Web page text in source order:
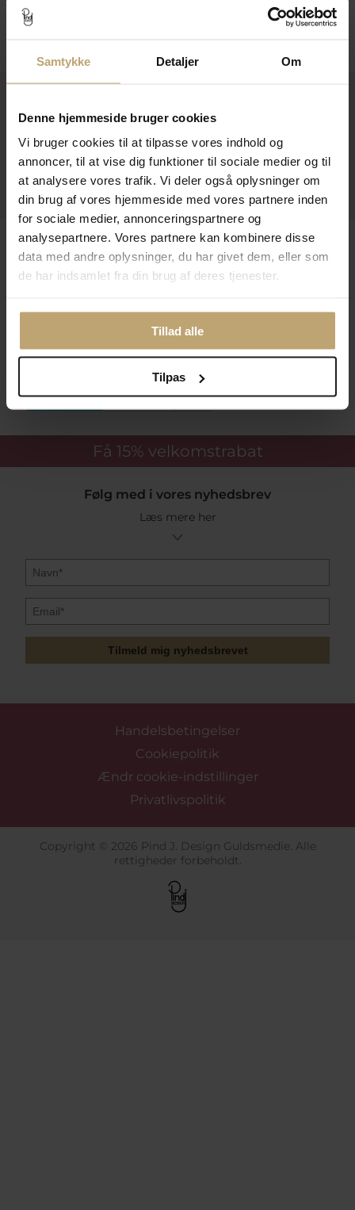
Samtykke Detaljer Om
Denne hjemmeside bruger cookies
Vi bruger cookies til at tilpasse vores indhold og
annoncer, til at vise dig funktioner til sociale medier og til
at analysere vores trafik. Vi deler også oplysninger om
din brug af vores hjemmeside med vores partnere inden
for sociale medier, annonceringspartnere og
analysepartnere. Vores partnere kan kombinere disse
data med andre oplysninger, du har givet dem, eller som
de har indsamlet fra din brug af deres tjenester.
Tillad alle
Tilpas
Information
Praktiske Sider
Leveringsmuligheder
Sikker Og Tryg E-Handel
Få 15% velkomstrabat
Følg med i vores nyhedsbrev
Læs mere her
Tilmeld mig nyhedsbrevet
Handelsbetingelser
Cookiepolitik
Ændr cookie-indstillinger
Privatlivspolitik
Copyright © 2026 Pind J. Design Guldsmedie. Alle
rettigheder forbeholdt.